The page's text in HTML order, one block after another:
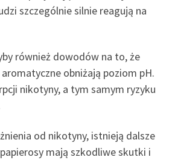
szczególnie silnie reagują na
również dowodów na to, że
obniżają poziom pH.
nikotyny, a tym samym ryzyku
od nikotyny, istnieją dalsze
mają szkodliwe skutki i